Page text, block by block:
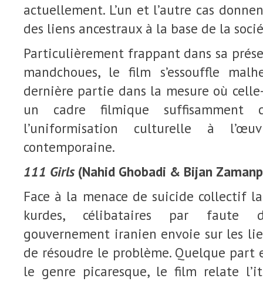
actuellement. L’un et l’autre cas
des liens ancestraux à la base de la
Particulièrement frappant dans sa
mandchoues, le film s’essouffle
dernière partie dans la mesure où
un cadre filmique suffisamment
l’uniformisation culturelle à
contemporaine.
111 Girls (Nahid Ghobadi & Bijan
Face à la menace de suicide collectif
kurdes, célibataires par faute
gouvernement iranien envoie sur les
de résoudre le problème. Quelque
le genre picaresque, le film relate